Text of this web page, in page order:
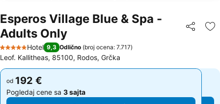
Esperos Village Blue & Spa -
Adults Only
Deli
5 Zvezdice
Hotel 9,3 Odlično (broj ocena: 7.717)
Leof. Kallitheas, 85100, Rodos, Grčka
od 192 €
Pogledaj cene sa 3 sajta
od 192 €
Pogledaj cene sa 3 sajta